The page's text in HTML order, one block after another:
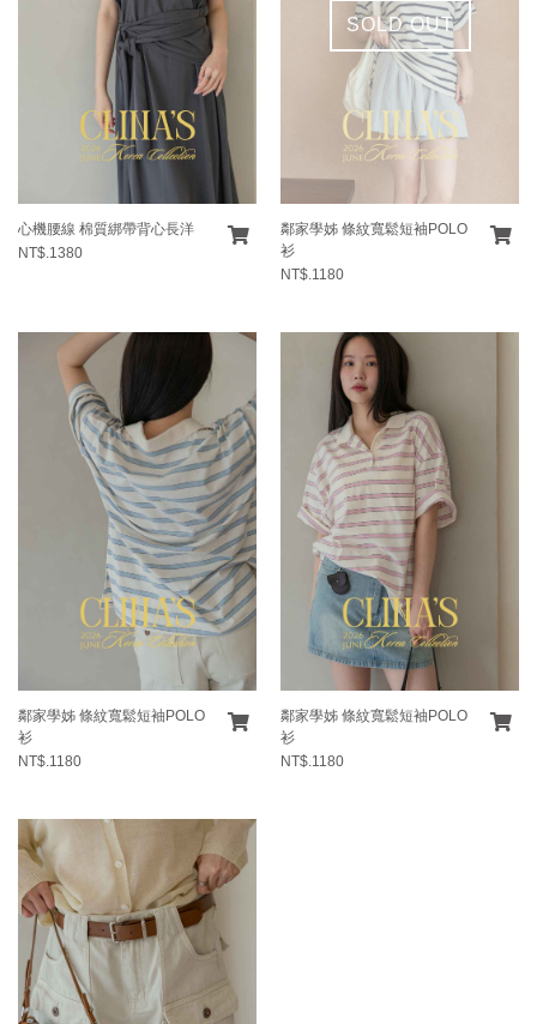
心機腰線 棉質綁帶背心長洋
NT$.1380
SOLD OUT
鄰家學姊 條紋寬鬆短袖POLO
衫
NT$.1180
鄰家學姊 條紋寬鬆短袖POLO
衫
NT$.1180
鄰家學姊 條紋寬鬆短袖POLO
衫
NT$.1180